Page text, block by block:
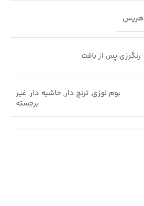
هریس
رنگرزی پس از بافت
بوم لوزی, ترنج دار, حاشیه دار, غیر
برجسته